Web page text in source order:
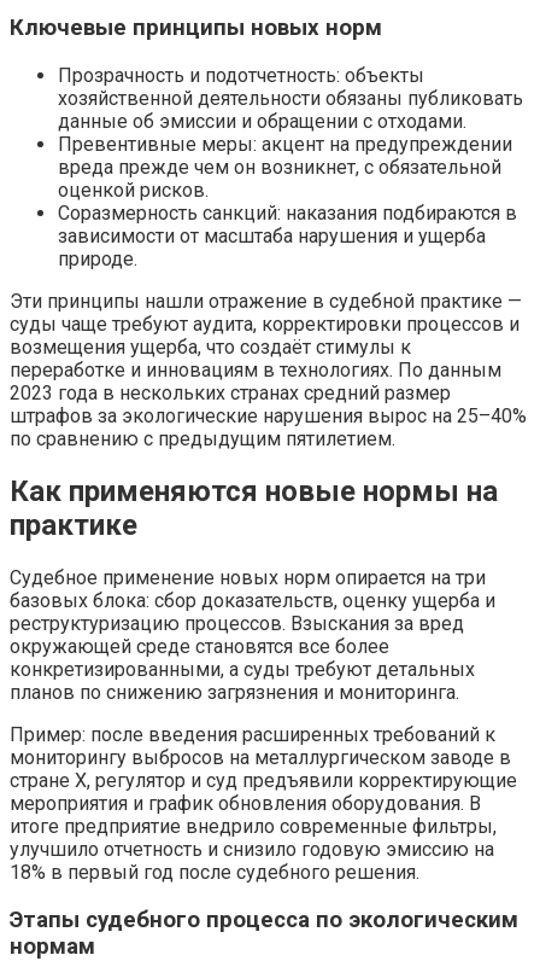
Ключевые принципы новых норм
Прозрачность и подотчетность: объекты
хозяйственной деятельности обязаны публиковать
данные об эмиссии и обращении с отходами.
Превентивные меры: акцент на предупреждении
вреда прежде чем он возникнет, с обязательной
оценкой рисков.
Соразмерность санкций: наказания подбираются в
зависимости от масштаба нарушения и ущерба
природе.
Эти принципы нашли отражение в судебной практике —
суды чаще требуют аудита, корректировки процессов и
возмещения ущерба, что создаёт стимулы к
переработке и инновациям в технологиях. По данным
2023 года в нескольких странах средний размер
штрафов за экологические нарушения вырос на 25–40%
по сравнению с предыдущим пятилетием.
Как применяются новые нормы на
практике
Судебное применение новых норм опирается на три
базовых блока: сбор доказательств, оценку ущерба и
реструктуризацию процессов. Взыскания за вред
окружающей среде становятся все более
конкретизированными, а суды требуют детальных
планов по снижению загрязнения и мониторинга.
Пример: после введения расширенных требований к
мониторингу выбросов на металлургическом заводе в
стране X, регулятор и суд предъявили корректирующие
мероприятия и график обновления оборудования. В
итоге предприятие внедрило современные фильтры,
улучшило отчетность и снизило годовую эмиссию на
18% в первый год после судебного решения.
Этапы судебного процесса по экологическим
нормам